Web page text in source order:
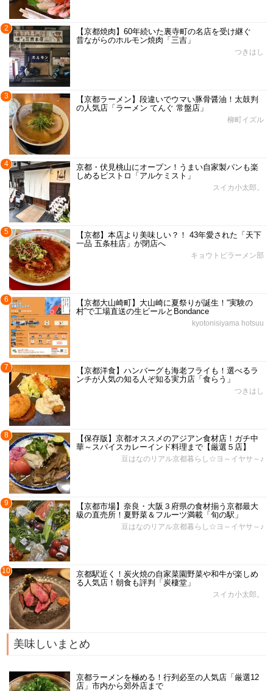
2
【京都焼肉】60年続いた裏寺町の名店を受け継ぐ
昔ながらのホルモン焼肉「三吉」
つきはし
3
【京都ラーメン】段違いでウマい豚骨醤油！太鼓判
の人気店「ラーメン てんぐ 常盤店」
柳町イズル
4
京都・伏見桃山にオープン！うまい自家製パンも楽
しめるビストロ「アルケミスト」
スイカ小太郎。
5
【京都】本店より美味しい？！ 43年愛された「天下
一品 五条桂店」が閉店へ
キョウトピラーメン部
6
【京都大山崎町】大山崎に夏祭りが誕生！“実験の
村”で工場直送の生ビールとBondance
kyotonisiyama hotsuu
7
【京都洋食】ハンバーグも海老フライも！選べるラ
ンチが人気の知る人ぞ知る実力店「食らう」
つきはし
8
【保存版】京都オススメのアジアン食材店！ガチ中
華～スパイスカレーインド料理まで【厳選５店】
豆はなのリアル京都暮らし☆ヨ～イヤサ～♪
9
【京都市場】奈良・大阪３府県の食材揃う京都最大
級の直売所！夏野菜＆フルーツ満載「旬の駅」
豆はなのリアル京都暮らし☆ヨ～イヤサ～♪
10
京都駅近く！炭火焼の自家菜園野菜や和牛が楽しめ
る人気店！朝食も評判「炭棲堂」
スイカ小太郎。
美味しいまとめ
京都ラーメンを極める！行列必至の人気店「厳選12
店」市内から郊外店まで